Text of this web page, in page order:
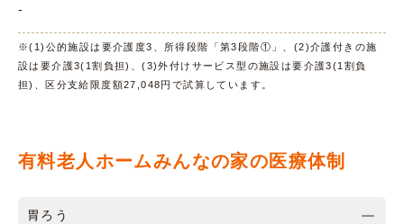
-
※(1)公的施設は要介護度3、所得段階「第3段階①」、(2)介護付きの施
設は要介護3(1割負担)、(3)外付けサービス型の施設は要介護3(1割負
担)、区分支給限度額27,048円で試算しています。
有料老人ホームみんなの家の医療体制
胃ろう